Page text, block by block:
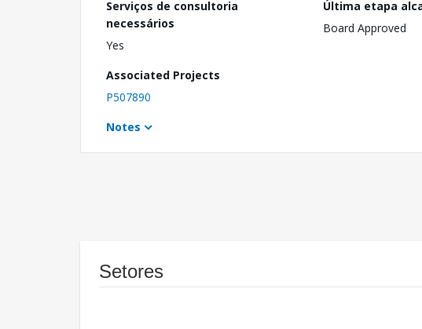
Serviços de consultoria
necessários
Yes
Última etapa
Board Approved
Associated Projects
P507890
Notes
Setores